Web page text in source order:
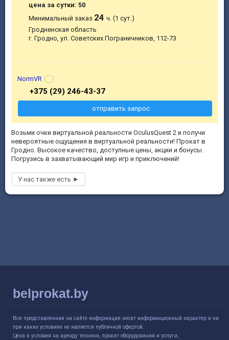
Возьми очки виртуальной реальности OculusQuest 2 и получи
невероятные ощущения в виртуальной реальности! Прокат в
Гродно. Высокое качество, доступные цены, акции и бонусы.
Погрузись в захватывающий мир игр и приключений!
цена за сутки: 50
Минимальный заказ 24ч. (1 сут.)
Гродненская область
г. Гродно, ул. Советских Пограничников, 112-73
NormVR
+375 (29) 246-43-37
отправить запрос
belprokat.by
Вся представленная на сайте информация носит информационный характер и ни
при каких условиях не является публичной офертой.
Цена и условия на аренду техники, прокат оборудования и услуги,